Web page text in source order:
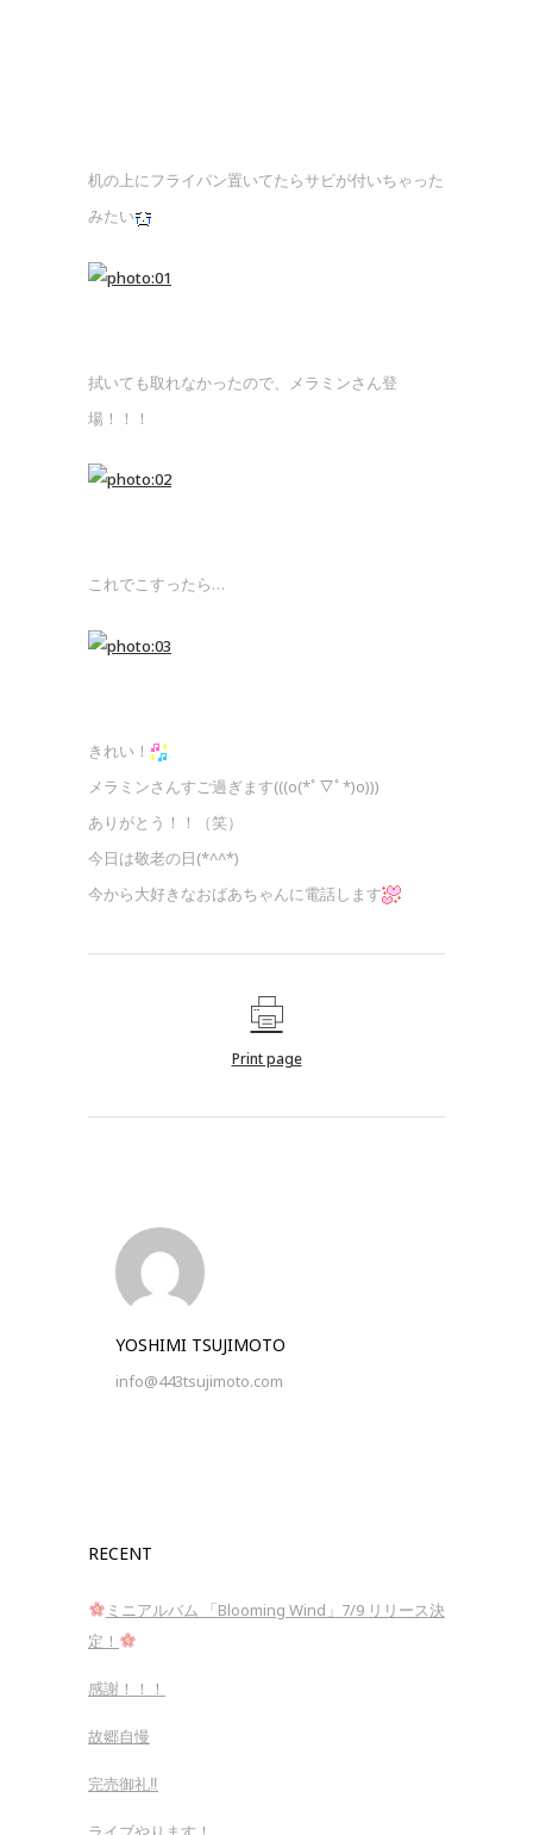
机の上にフライパン置いてたらサビが付いちゃった
みたい
拭いても取れなかったので、メラミンさん登
場！！！
これでこすったら…
きれい！
メラミンさんすご過ぎます(((o(*ﾟ▽ﾟ*)o)))
ありがとう！！（笑）
今日は敬老の日(*^^*)
今から大好きなおばあちゃんに電話します
Print page
YOSHIMI TSUJIMOTO
info@443tsujimoto.com
RECENT
ミニアルバム 「Blooming Wind」7/9 リリース決
定！
感謝！！！
故郷自慢
完売御礼‼︎